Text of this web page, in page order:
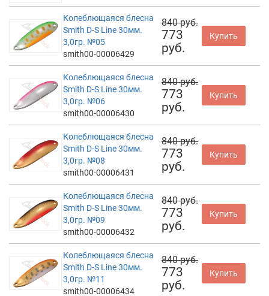
Колеблющаяся блесна
Smith D-S Line 30мм.
3,0гр. №05
smith00-00006429
840 руб.
773
руб.
Купить
Колеблющаяся блесна
Smith D-S Line 30мм.
3,0гр. №06
smith00-00006430
840 руб.
773
руб.
Купить
Колеблющаяся блесна
Smith D-S Line 30мм.
3,0гр. №08
smith00-00006431
840 руб.
773
руб.
Купить
Колеблющаяся блесна
Smith D-S Line 30мм.
3,0гр. №09
smith00-00006432
840 руб.
773
руб.
Купить
Колеблющаяся блесна
Smith D-S Line 30мм.
3,0гр. №11
smith00-00006434
840 руб.
773
руб.
Купить